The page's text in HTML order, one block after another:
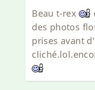
Beau t-rex
des photos
prises avant